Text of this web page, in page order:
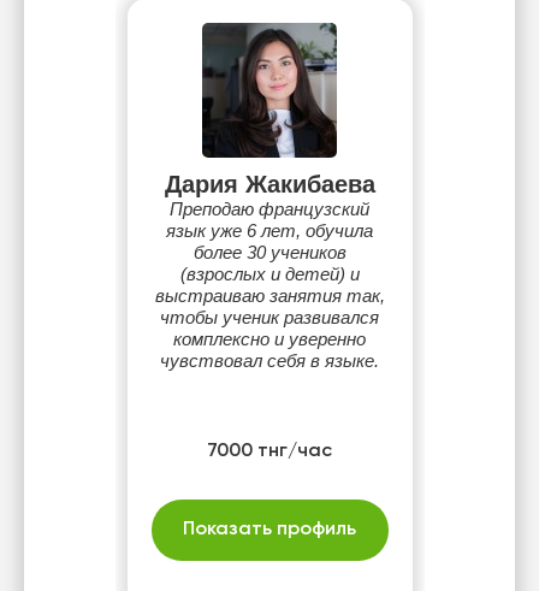
Дария Жакибаева
Преподаю французский
язык уже 6 лет, обучила
более 30 учеников
(взрослых и детей) и
выстраиваю занятия так,
чтобы ученик развивался
комплексно и уверенно
чувствовал себя в языке.
7000 тнг/час
Показать профиль